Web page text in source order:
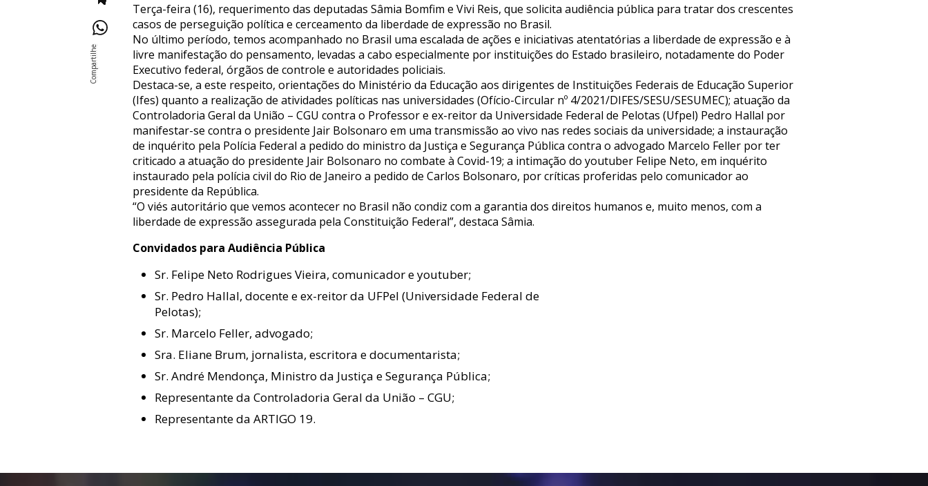
Terça-feira (16), requerimento das deputadas Sâmia Bomfim e Vivi Reis, que solicita audiência pública para tratar dos crescentes
casos de perseguição política e cerceamento da liberdade de expressão no Brasil.
No último período, temos acompanhado no Brasil uma escalada de ações e iniciativas atentatórias a liberdade de expressão e à
livre manifestação do pensamento, levadas a cabo especialmente por instituições do Estado brasileiro, notadamente do Poder
Executivo federal, órgãos de controle e autoridades policiais.
Destaca-se, a este respeito, orientações do Ministério da Educação aos dirigentes de Instituições Federais de Educação Superior
(Ifes) quanto a realização de atividades políticas nas universidades (Ofício-Circular nº 4/2021/DIFES/SESU/SESUMEC); atuação da
Controladoria Geral da União – CGU contra o Professor e ex-reitor da Universidade Federal de Pelotas (Ufpel) Pedro Hallal por
manifestar-se contra o presidente Jair Bolsonaro em uma transmissão ao vivo nas redes sociais da universidade; a instauração
de inquérito pela Polícia Federal a pedido do ministro da Justiça e Segurança Pública contra o advogado Marcelo Feller por ter
criticado a atuação do presidente Jair Bolsonaro no combate à Covid-19; a intimação do youtuber Felipe Neto, em inquérito
instaurado pela polícia civil do Rio de Janeiro a pedido de Carlos Bolsonaro, por críticas proferidas pelo comunicador ao
presidente da República.
“O viés autoritário que vemos acontecer no Brasil não condiz com a garantia dos direitos humanos e, muito menos, com a
liberdade de expressão assegurada pela Constituição Federal”, destaca Sâmia.
Convidados para Audiência Pública
Sr. Felipe Neto Rodrigues Vieira, comunicador e youtuber;
Sr. Pedro Hallal, docente e ex-reitor da UFPel (Universidade Federal de
Pelotas);
Sr. Marcelo Feller, advogado;
Sra. Eliane Brum, jornalista, escritora e documentarista;
Sr. André Mendonça, Ministro da Justiça e Segurança Pública;
Representante da Controladoria Geral da União – CGU;
Representante da ARTIGO 19.